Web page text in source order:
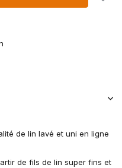
de lin lavé et uni en ligne
de fils de lin super fins et